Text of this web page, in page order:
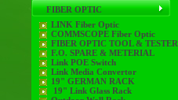
FIBER OPTIC
LINK Fiber Optic
COMMSCOPE Fiber Optic
FIBER OPTIC TOOL & TESTER
F.O. SPARE & METERIAL
Link POE Switch
Link Media Convertor
19" GERMAN RACK
19" Link Glass Rack